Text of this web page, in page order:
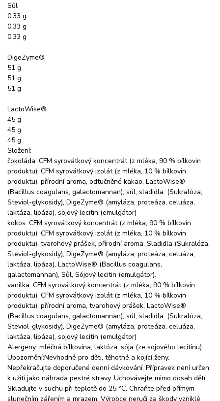
Sůl
0,33 g
0,33 g
0,33 g
DigeZyme®
51 g
51 g
51 g
LactoWise®
45 g
45 g
45 g
Složení:
čokoláda: CFM syrovátkový koncentrát (z mléka, 90 % bílkovin
produktu), CFM syrovátkový izolát (z mléka, 10 % bílkovin
produktu), přírodní aroma, odtučněné kakao, LactoWise®
(Bacillus coagulans, galactomannan), sůl, sladidla: (Sukralóza,
Steviol-glykosidy), DigeZyme® (amyláza, proteáza, celuáza,
laktáza, lipáza), sojový lecitin (emulgátor)
kokos: CFM syrovátkový koncentrát (z mléka, 90 % bílkovin
produktu), CFM syrovátkový izolát (z mléka, 10 % bílkovin
produktu), tvarohový prášek, přírodní aroma, Sladidla (Sukralóza,
Steviol-glykosidy), DigeZyme® (amyláza, proteáza, celuáza,
laktáza, lipáza), LactoWise® (Bacillus coagulans,
galactomannan), Sůl, Sójový lecitin (emulgátor).
vanilka: CFM syrovátkový koncentrát (z mléka, 90 % bílkovin
produktu), CFM syrovátkový izolát (z mléka, 10 % bílkovin
produktu), přírodní aroma, tvarohový prášek, LactoWise®
(Bacillus coagulans, galactomannan), sůl, sladidla: (Sukralóza,
Steviol-glykosidy), DigeZyme® (amyláza, proteáza, celuáza,
laktáza, lipáza), sojový lecitin (emulgátor)
Alergeny: mléčná bílkovina, laktóza, sója (ze sojového lecitinu)
Upozornění:Nevhodné pro děti, těhotné a kojící ženy.
Nepřekračujte doporučené denní dávkování. Přípravek není určen
k užití jako náhrada pestré stravy. Uchovávejte mimo dosah dětí.
Skladujte v suchu při teplotě do 25 °C. Chraňte před přímým
slunečním zářením a mrazem. Výrobce neručí za škody vzniklé